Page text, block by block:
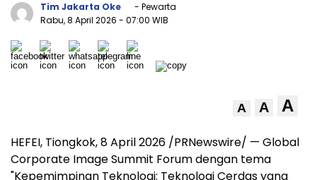
Tim Jakarta Oke
- Pewarta
Rabu, 8 April 2026 - 07:00 WIB
A A A
HEFEI, Tiongkok, 8 April 2026 /PRNewswire/ — Global
Corporate Image Summit Forum dengan tema
"Kepemimpinan Teknologi: Teknologi Cerdas yang